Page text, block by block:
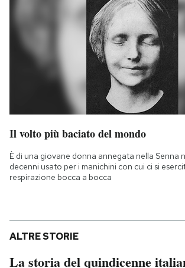
Il volto più baciato del mondo
È di una giovane donna annegata nella Senna
decenni usato per i manichini con cui ci si
respirazione bocca a bocca
ALTRE STORIE
La storia del quindicenne